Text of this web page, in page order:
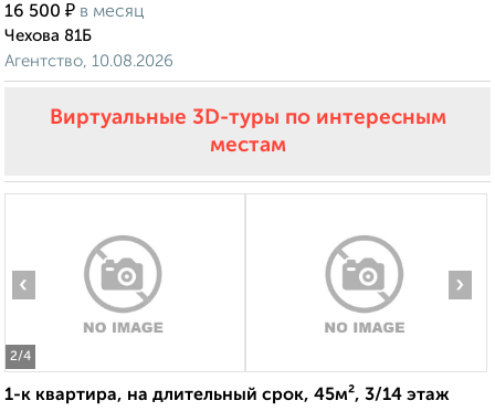
16 500 ₽ в месяц
Чехова 81Б
Агентство, 10.08.2026
Виртуальные 3D-туры по интересным
местам
2/4
‹ ›
1-к квартира, на длительный срок, 45м², 3/14 этаж